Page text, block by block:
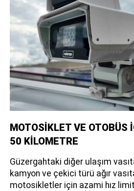
MOTOSİKLET VE OTOBÜS
50 KİLOMETRE
Güzergahtaki diğer ulaşım
kamyon ve çekici türü ağır
motosikletler için azami hız